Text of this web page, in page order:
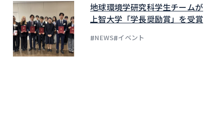
地球環境学研究科学生チームが
上智大学「学長奨励賞」を受賞
#NEWS#イベント